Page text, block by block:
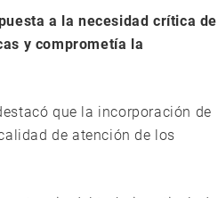
a la necesidad crítica de
y comprometía la
que la incorporación de
de atención de los